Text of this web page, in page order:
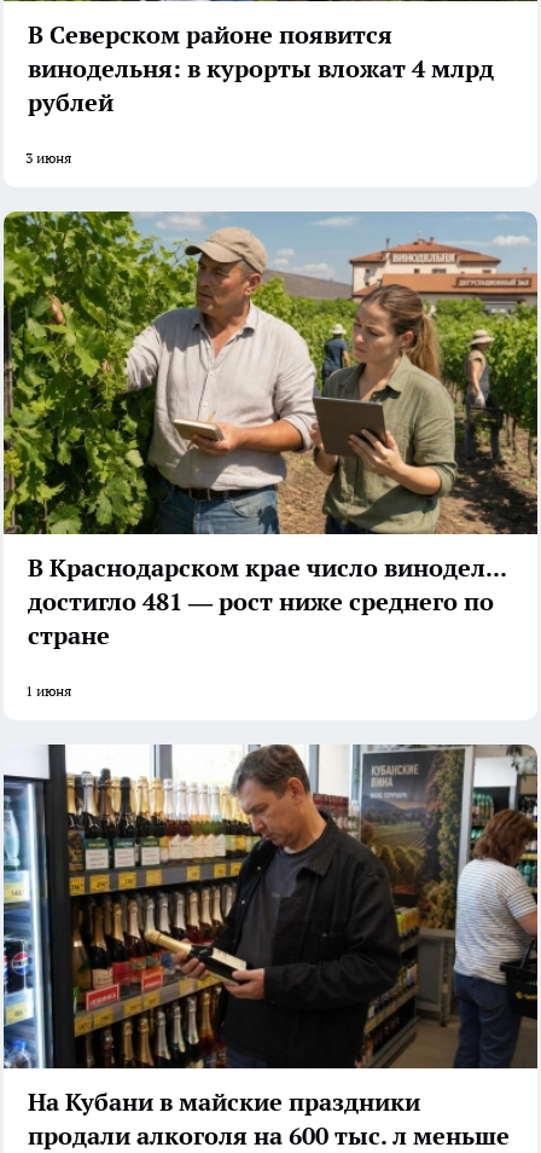
В Северском районе появится
винодельня: в курорты вложат 4 млрд
рублей
3 июня
В Краснодарском крае число виноделов
достигло 481 — рост ниже среднего по
стране
1 июня
На Кубани в майские праздники
продали алкоголя на 600 тыс. л меньше